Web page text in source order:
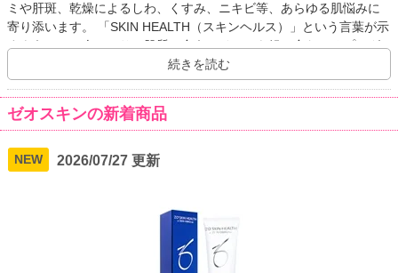
ミや肝斑、乾燥によるしわ、くすみ、ニキビ等、あらゆる肌悩みに
寄り添います。 「SKIN HEALTH（スキンヘルス）」という言葉が示
すように、一人ひとりの肌質に合うアイテムを組み合わせるプログ
ラムで、まるで生まれたての赤ちゃんのように健康的な肌を目指し
ます。
続きを読む
ゼオスキンの新着商品
NEW 2026/07/27 更新